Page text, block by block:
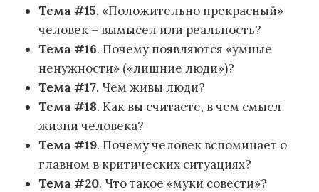
Тема #15. «Положительно прекрасный»
человек – вымысел или реальность?
Тема #16. Почему появляются «умные
ненужности» («лишние люди»)?
Тема #17. Чем живы люди?
Тема #18. Как вы считаете, в чем смысл
жизни человека?
Тема #19. Почему человек вспоминает о
главном в критических ситуациях?
Тема #20. Что такое «муки совести»?